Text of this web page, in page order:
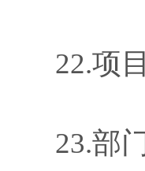
22.项
23.部